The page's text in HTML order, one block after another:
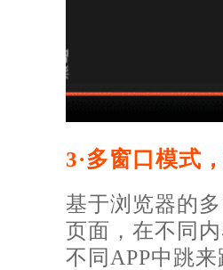
3·多窗口模式
基于浏览器的
页面，在不同
不同APP中跳